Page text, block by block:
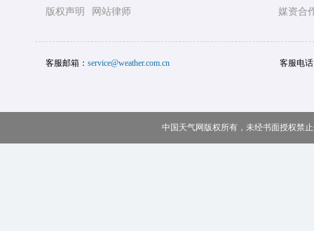
版权声明
网站律师
媒资合
客服邮箱： service@weather.com.cn 客服电
中国天气网版权所有，未经书面授权